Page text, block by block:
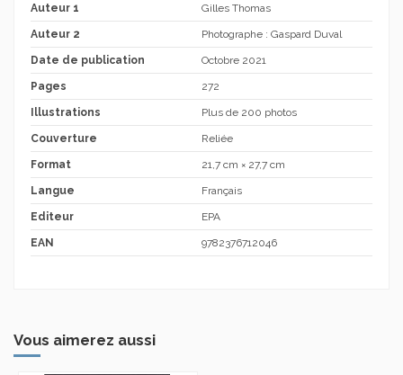
Auteur 1 Gilles Thomas
Auteur 2 Photographe : Gaspard Duval
Date de publication Octobre 2021
Pages 272
Illustrations Plus de 200 photos
Couverture Reliée
Format 21,7 cm × 27,7 cm
Langue Français
Editeur EPA
EAN 9782376712046
Vous aimerez aussi